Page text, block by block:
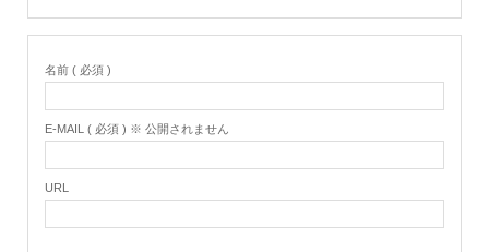
名前 ( 必須 )
E-MAIL ( 必須 ) ※ 公開されません
URL